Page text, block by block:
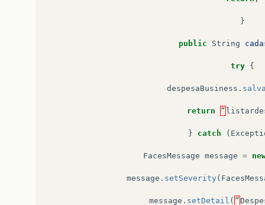
return
}
public String
try {
despesaBusiness .
return “
} catch (
FacesMessage message =
message . setSeverity (
message . setDetail ( “